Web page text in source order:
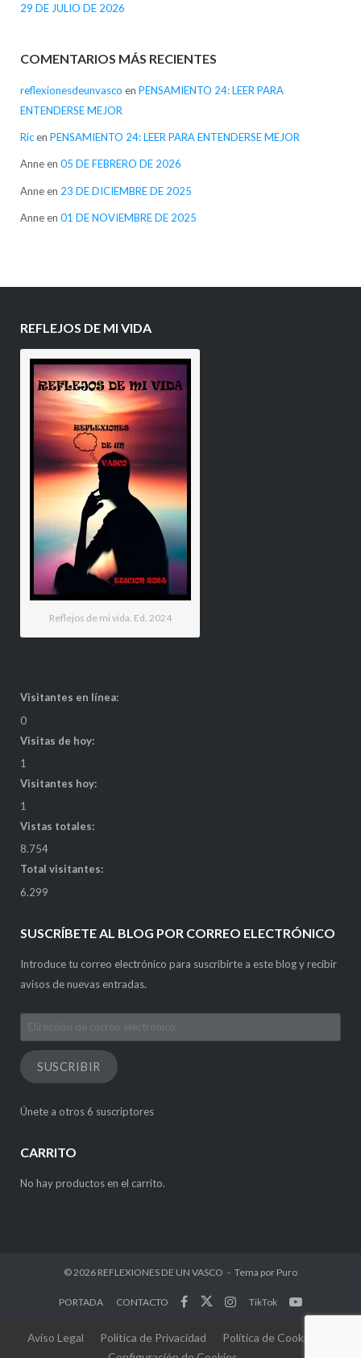
29 DE JULIO DE 2026
COMENTARIOS MÁS RECIENTES
reflexionesdeunvasco en PENSAMIENTO 24: LEER PARA
ENTENDERSE MEJOR
Ricen PENSAMIENTO 24: LEER PARA ENTENDERSE MEJOR
Anneen 05 DE FEBRERO DE 2026
Anneen 23 DE DICIEMBRE DE 2025
Anneen 01 DE NOVIEMBRE DE 2025
REFLEJOS DE MI VIDA
Reflejos de mi vida. Ed. 2024
Visitantes en línea:
0
Visitas de hoy:
1
Visitantes hoy:
1
Vistas totales:
8.754
Total visitantes:
6.299
SUSCRÍBETE AL BLOG POR CORREO ELECTRÓNICO
Introduce tu correo electrónico para suscribirte a este blog y recibir
avisos de nuevas entradas.
Dirección
de
correo
electrónico
SUSCRIBIR
Únete a otros 6 suscriptores
CARRITO
No hay productos en el carrito.
© 2026 REFLEXIONES DE UN VASCO Tema por Puro
PORTADA CONTACTO TikTok
Aviso Legal Política de Privacidad
Política de Cookies